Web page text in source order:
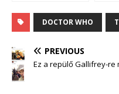
DOCTOR WHO
PREVIOUS
Ez a repülő Gallifrey-re